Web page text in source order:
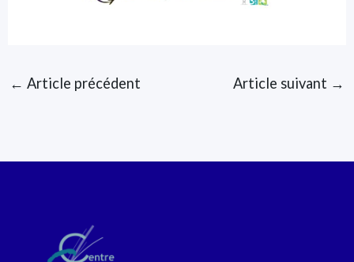
← Article précédent Article suivant →